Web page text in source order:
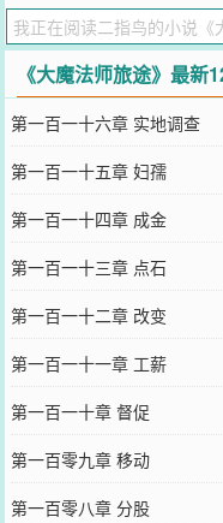
个人独行。（太阳神等摘自
您要是觉得《大魔法师旅途
微信里的朋友推荐哦！
《大魔法师旅途》最新
第一百一十六章 实地调查
第一百一十五章 妇孺
第一百一十四章 成金
第一百一十三章 点石
第一百一十二章 改变
第一百一十一章 工薪
第一百一十章 督促
第一百零九章 移动
第一百零八章 分股